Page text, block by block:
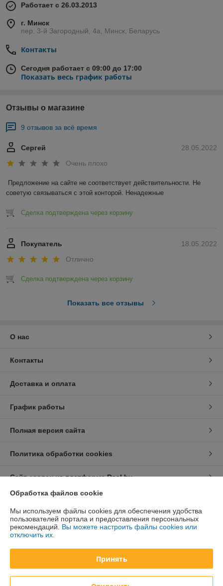
Работает с 26.03.2013
г. Минск
пер. 3-й Загородный, 4а, Минск, Беларусь
Контакты
Сегодня работает с 09:00 до 17:00
Показать весь график работы
Отзывы о магазине
9 отзывов за всё время
28.05.2022
Сергей
Очень плохо
Предложение на сайте не соответствует действительности. Не
советую связываться с этой конторой. Ненадежные
Сделка подтверждена через корзину
18.05.2022
Покупатель
Отлично
Сделка подтверждена через корзину
Показать все отзывы
О нас
Контакты
Доставка и оплата
График работы
Полная версия сайта
Политика обработки cookies
Сайт создан на платформе Deal.by
Информация для покупателя
Юридическое лицо:ООО «Курсдеталь»
220002 г. Минск, 3-й Загородный пер., 4А
Регистрационный номер ЕГР: 192726278
Регистрационный орган: Администрация Московского р-на г. Минска
Обработка файлов cookie
Мы используем файлы cookies для обеспечения удобства
пользователей портала и предоставления персональных
рекомендаций. Вы можете настроить файлы cookies или
отключить их.
Принять